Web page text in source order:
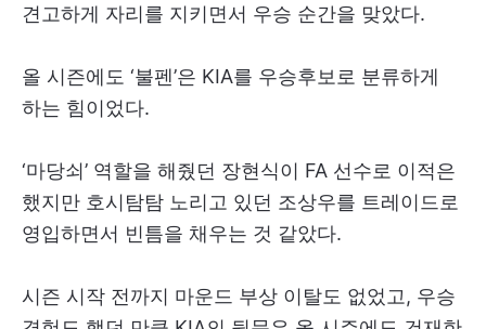
견고하게 자리를 지키면서 우승 순간을 맞았다.
올 시즌에도 ‘불펜’은 KIA를 우승후보로 분류하게
하는 힘이었다.
‘마당쇠’ 역할을 해줬던 장현식이 FA 선수로 이적은
했지만 호시탐탐 노리고 있던 조상우를 트레이드로
영입하면서 빈틈을 채우는 것 같았다.
시즌 시작 전까지 마운드 부상 이탈도 없었고, 우승